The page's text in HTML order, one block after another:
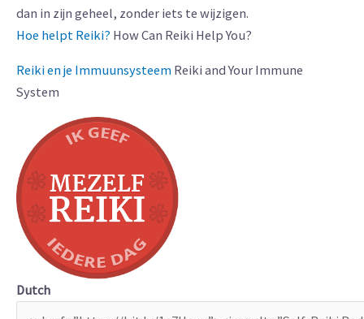
dan in zijn geheel, zonder iets te wijzigen.
Hoe helpt Reiki? How Can Reiki Help You?
Reiki en je Immuunsysteem Reiki and Your Immune
System
Dutch